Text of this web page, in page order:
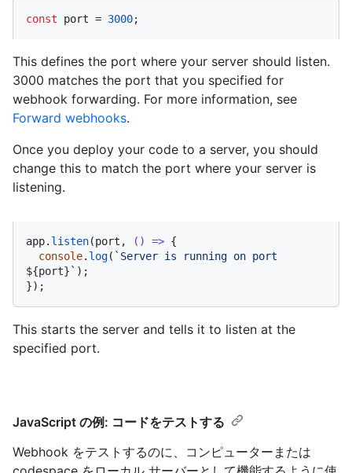
const port = 3000;
This defines the port where your server should listen.
3000 matches the port that you specified for
webhook forwarding. For more information, see
Forward webhooks.
Once you deploy your code to a server, you should
change this to match the port where your server is
listening.
app. listen(port, () => {
console. log(
${port}` );
});
This starts the server and tells it to listen at the
specified port.
JavaScript の例: コードをテストする
Webhook をテストするのに、コンピューターまたは